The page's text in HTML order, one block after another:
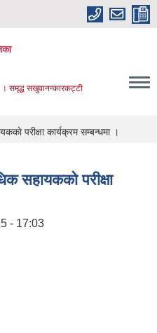
। समृद्ध सखुवानन्कारकट्टी
परीक्षा कार्यक्रम सम्बन्धमा ।
सहायककाे परीक्षा
- 17:03